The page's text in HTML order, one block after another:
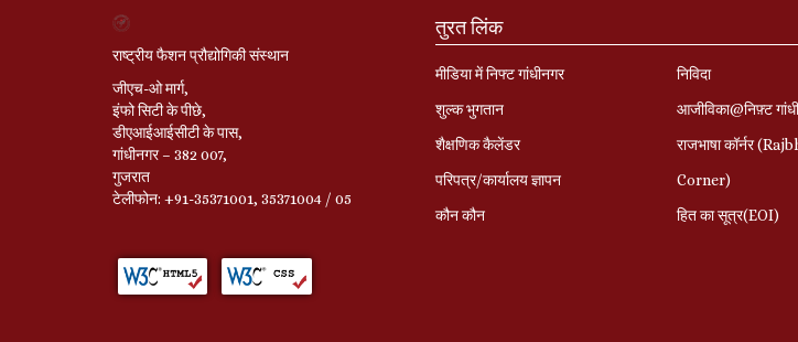
राष्ट्रीय फैशन प्रौद्योगिकी संस्थान
जीएच-ओ मार्ग,
इंफो सिटी के पीछे,
डीएआईआईसीटी के पास,
गांधीनगर – 382 007,
गुजरात
टेलीफोन: +91-35371001, 35371004 / 05
तुरत लिंक
मीडिया में निफ्ट गांधीनगर
शुल्क भुगतान
शैक्षणिक कैलेंडर
परिपत्र/कार्यालय ज्ञापन
कौन कौन
निविदा
आजीविका@निफ़्ट
राजभाषा कॉर्नर
Corner)
हित का सूत्र(EOI)